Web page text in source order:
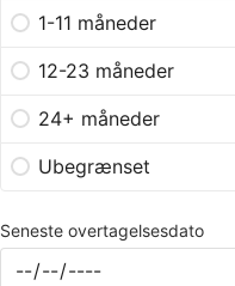
1-11 måneder
12-23 måneder
24+ måneder
Ubegrænset
Seneste overtagelsesdato